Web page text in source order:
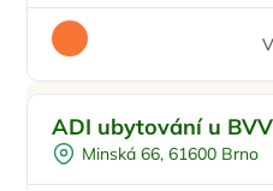
V centru města
Pro turisty
ADI ubytování u BVV
Minská 66, 61600 Brno